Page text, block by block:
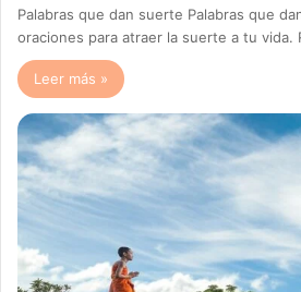
Palabras que dan suerte Palabras que
oraciones para atraer la suerte a tu vida.
Leer más »